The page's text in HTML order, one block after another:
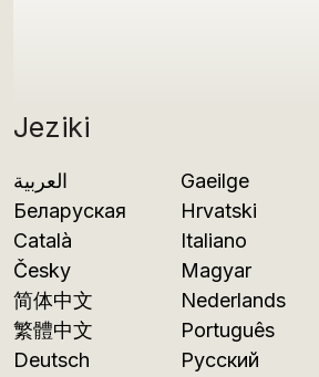
Jeziki
العربية
Беларуская
Català
Česky
简体中文
繁體中文
Deutsch
Gaeilge
Hrvatski
Italiano
Magyar
Nederlands
Português
Русский